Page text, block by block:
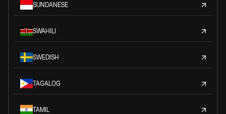
SUNDANESE
SWAHILI
SWEDISH
TAGALOG
TAMIL